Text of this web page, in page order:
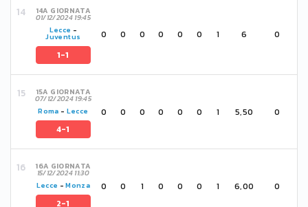
14A GIORNATA
01/12/2024 19:45
Lecce -
Juventus
1-1
0 0 0 0 0 0 1 6 0
15A GIORNATA
07/12/2024 19:45
Roma - Lecce
4-1
0 0 0 0 0 0 1 5,50 0
16A GIORNATA
15/12/2024 11:30
Lecce -Monza
2-1
0 0 1 0 0 0 1 6,00 0